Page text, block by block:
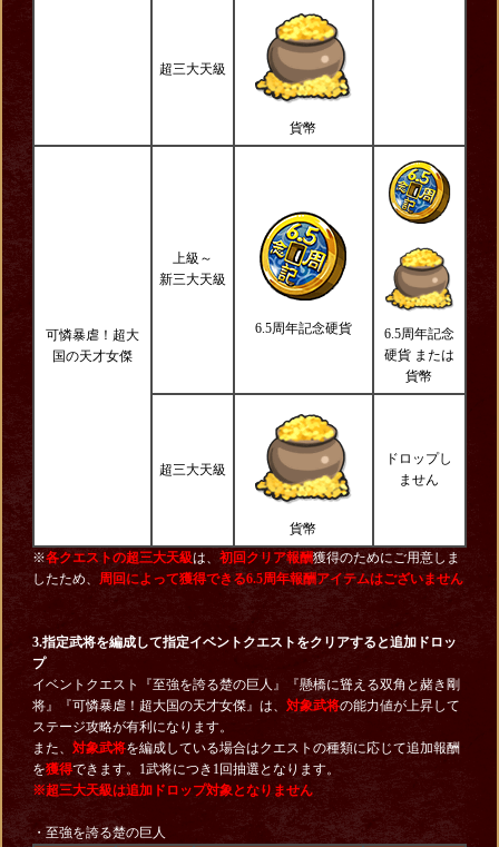
超三大天級
貨幣
可憐暴虐！超大
国の天才女傑
上級～
新三大天級
6.5周年記念硬貨
6.5周年記念
硬貨 または
貨幣
超三大天級
貨幣
ドロップし
ません
※各クエストの超三大天級は、 初回クリア報酬獲得のためにご用意しま
したため、 周回によって獲得できる6.5周年報酬アイテムはございません
3.指定武将を編成して指定イベントクエストをクリアすると追加ドロッ
プ
イベントクエスト『至強を誇る楚の巨人』『懸橋に聳える双角と赭き剛
将』『可憐暴虐！超大国の天才女傑』は、 対象武将の能力値が上昇して
ステージ攻略が有利になります。
また、 対象武将を編成している場合はクエストの種類に応じて追加報酬
を獲得できます。1武将につき1回抽選となります。
※超三大天級は追加ドロップ対象となりません
・至強を誇る楚の巨人